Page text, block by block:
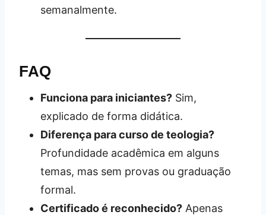
semanalmente.
FAQ
Funciona para iniciantes? Sim,
explicado de forma didática.
Diferença para curso de teologia?
Profundidade acadêmica em alguns
temas, mas sem provas ou graduação
formal.
Certificado é reconhecido? Apenas